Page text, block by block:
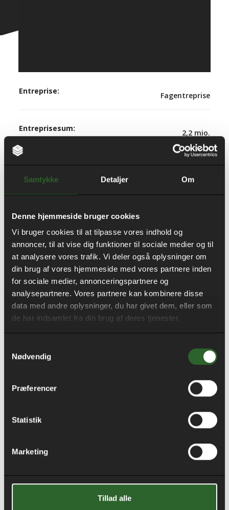
Samtykke Detaljer Om
Denne hjemmeside bruger cookies
Vi bruger cookies til at tilpasse vores indhold og
annoncer, til at vise dig funktioner til sociale medier og til
at analysere vores trafik. Vi deler også oplysninger om
din brug af vores hjemmeside med vores partnere inden
for sociale medier, annonceringspartnere og
analysepartnere. Vores partnere kan kombinere disse
data med andre oplysninger, du har givet dem, eller som
de har indsamlet fra din brug af deres tjenester.
Nødvendig
Præferencer
Statistik
Marketing
Tillad alle
Entreprise: Fagentreprise
Entreprisesum: 2,2 mio.
Startdato: 2010
Århus Kommune
Genopbygning af Århus